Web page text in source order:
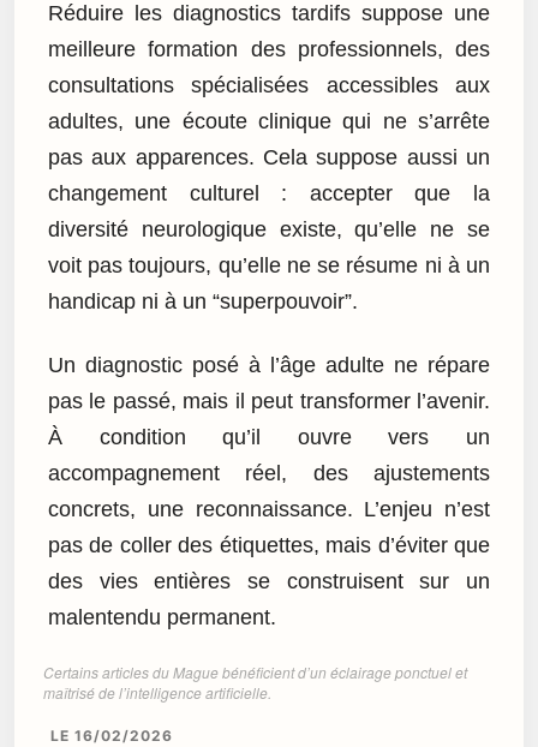
Réduire les diagnostics tardifs suppose une
meilleure formation des professionnels, des
consultations spécialisées accessibles aux
adultes, une écoute clinique qui ne s’arrête
pas aux apparences. Cela suppose aussi un
changement culturel : accepter que la
diversité neurologique existe, qu’elle ne se
voit pas toujours, qu’elle ne se résume ni à un
handicap ni à un “superpouvoir”.
Un diagnostic posé à l’âge adulte ne répare
pas le passé, mais il peut transformer l’avenir.
À condition qu’il ouvre vers un
accompagnement réel, des ajustements
concrets, une reconnaissance. L’enjeu n’est
pas de coller des étiquettes, mais d’éviter que
des vies entières se construisent sur un
malentendu permanent.
Certains articles du Mague bénéficient d’un éclairage ponctuel et
maîtrisé de l’intelligence artificielle.
LE 16/02/2026